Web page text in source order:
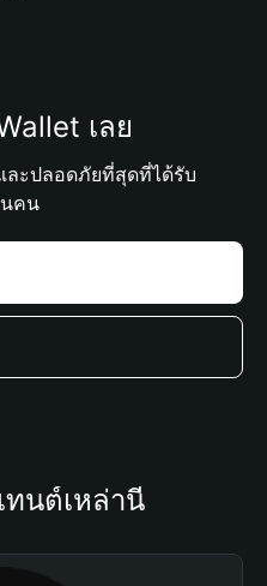
เลย
ะปลอดภัยที่สุดที่ได้รับ
นคน
นต์เหล่านี้